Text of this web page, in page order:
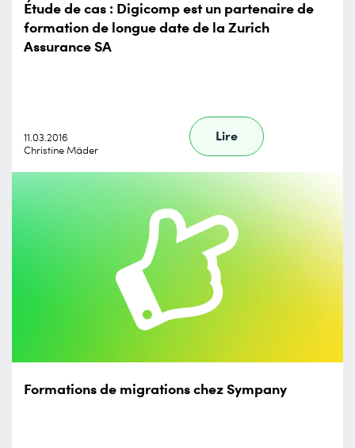
Étude de cas : Digicomp est un partenaire de
formation de longue date de la Zurich
Assurance SA
11.03.2016
Christine Mäder
Lire
Formations de migrations chez Sympany